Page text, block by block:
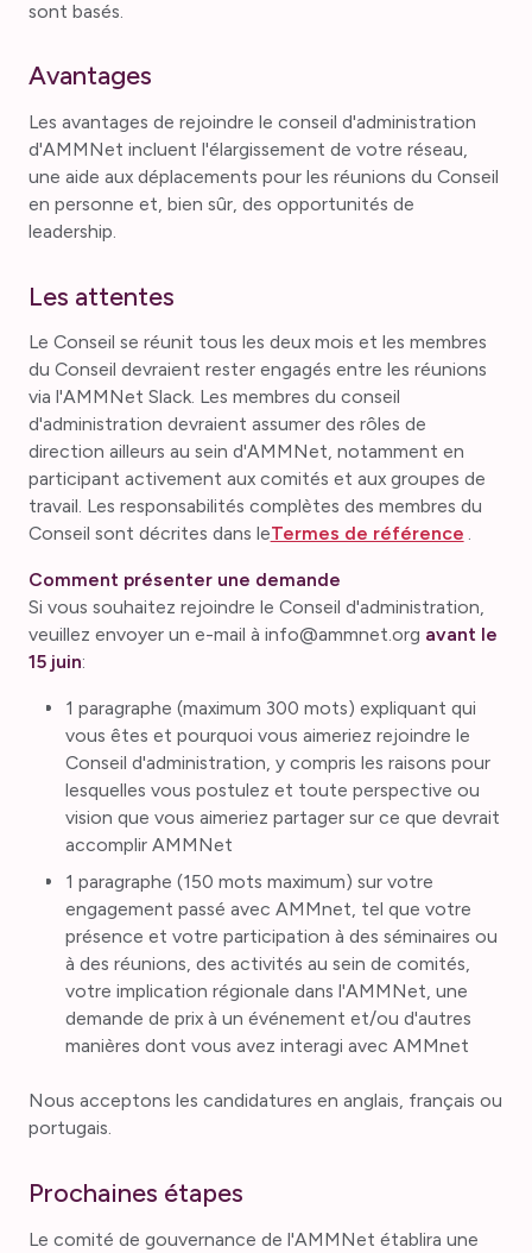
sont basés.
Avantages
Les avantages de rejoindre le conseil d'administration
d'AMMNet incluent l'élargissement de votre réseau,
une aide aux déplacements pour les réunions du Conseil
en personne et, bien sûr, des opportunités de
leadership.
Les attentes
Le Conseil se réunit tous les deux mois et les membres
du Conseil devraient rester engagés entre les réunions
via l'AMMNet Slack. Les membres du conseil
d'administration devraient assumer des rôles de
direction ailleurs au sein d'AMMNet, notamment en
participant activement aux comités et aux groupes de
travail. Les responsabilités complètes des membres du
Conseil sont décrites dans leTermes de référence .
Comment présenter une demande
Si vous souhaitez rejoindre le Conseil d'administration,
veuillez envoyer un e-mail à info@ammnet.org avant le
15 juin:
1 paragraphe (maximum 300 mots) expliquant qui
vous êtes et pourquoi vous aimeriez rejoindre le
Conseil d'administration, y compris les raisons pour
lesquelles vous postulez et toute perspective ou
vision que vous aimeriez partager sur ce que devrait
accomplir AMMNet
1 paragraphe (150 mots maximum) sur votre
engagement passé avec AMMnet, tel que votre
présence et votre participation à des séminaires ou
à des réunions, des activités au sein de comités,
votre implication régionale dans l'AMMNet, une
demande de prix à un événement et/ou d'autres
manières dont vous avez interagi avec AMMnet
Nous acceptons les candidatures en anglais, français ou
portugais.
Prochaines étapes
Le comité de gouvernance de l'AMMNet établira une